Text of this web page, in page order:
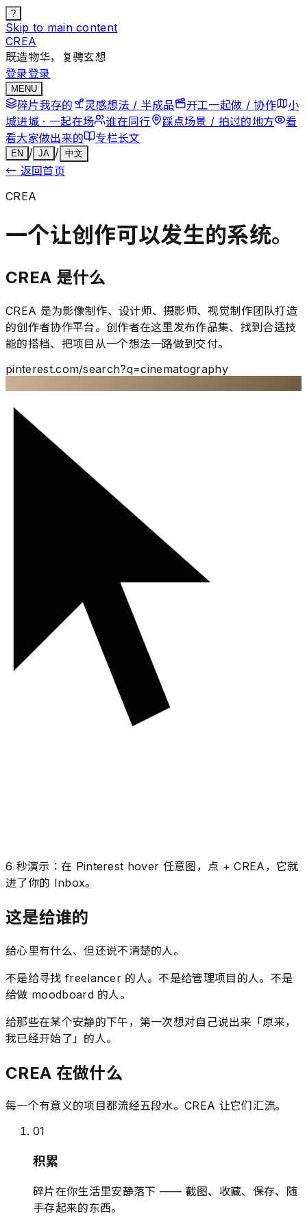
?
Skip to main content
CREA
既造物华，复骋玄想
登录登录
MENU
碎片我存的 灵感想法 / 半成品 开工一起做 / 协作
小
城进城 · 一起在场 谁在同行 踩点场景 / 拍过的地方
看
看大家做出来的 专栏长文
EN / JA / 中文
← 返回首页
CREA
一个让创作可以发生的系统。
CREA 是什么
CREA 是为影像制作、设计师、摄影师、视觉制作团队打造
的创作者协作平台。创作者在这里发布作品集、找到合适技
能的搭档、把项目从一个想法一路做到交付。
pinterest.com/search?q=cinematography
6 秒演示：在 Pinterest hover 任意图，点 + CREA，它就
进了你的 Inbox。
这是给谁的
给心里有什么、但还说不清楚的人。
不是给寻找 freelancer 的人。不是给管理项目的人。不是
给做 moodboard 的人。
给那些在某个安静的下午，第一次想对自己说出来「原来，
我已经开始了」的人。
CREA 在做什么
每一个有意义的项目都流经五段水。CREA 让它们汇流。
01
积累
碎片在你生活里安静落下 —— 截图、收藏、保存、随
手存起来的东西。